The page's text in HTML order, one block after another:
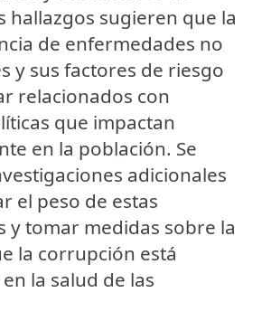
hallazgos sugieren que la
de enfermedades no
y sus factores de riesgo
relacionados con
que impactan
en la población. Se
adicionales
el peso de estas
y tomar medidas sobre la
la corrupción está
la salud de las